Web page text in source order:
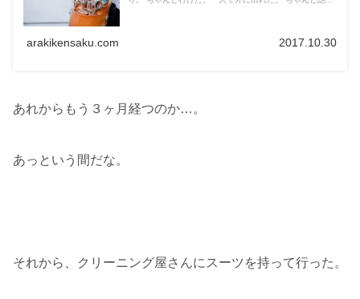
arakikensaku.com 2017.10.30
あれからもう３ヶ月経つのか…。
あっという間だな。
それから、クリーニング屋さんにスーツを持って行った。